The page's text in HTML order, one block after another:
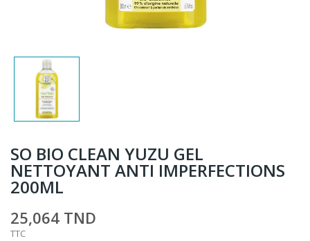
SO BIO CLEAN YUZU GEL
NETTOYANT ANTI IMPERFECTIONS
200ML
25,064 TND
TTC